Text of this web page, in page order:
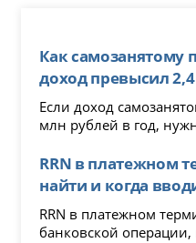
Как самозанятому
доход превысил
Если доход
млн рублей в год,
RRN в платежном
найти и когда
RRN в платежном
банковской